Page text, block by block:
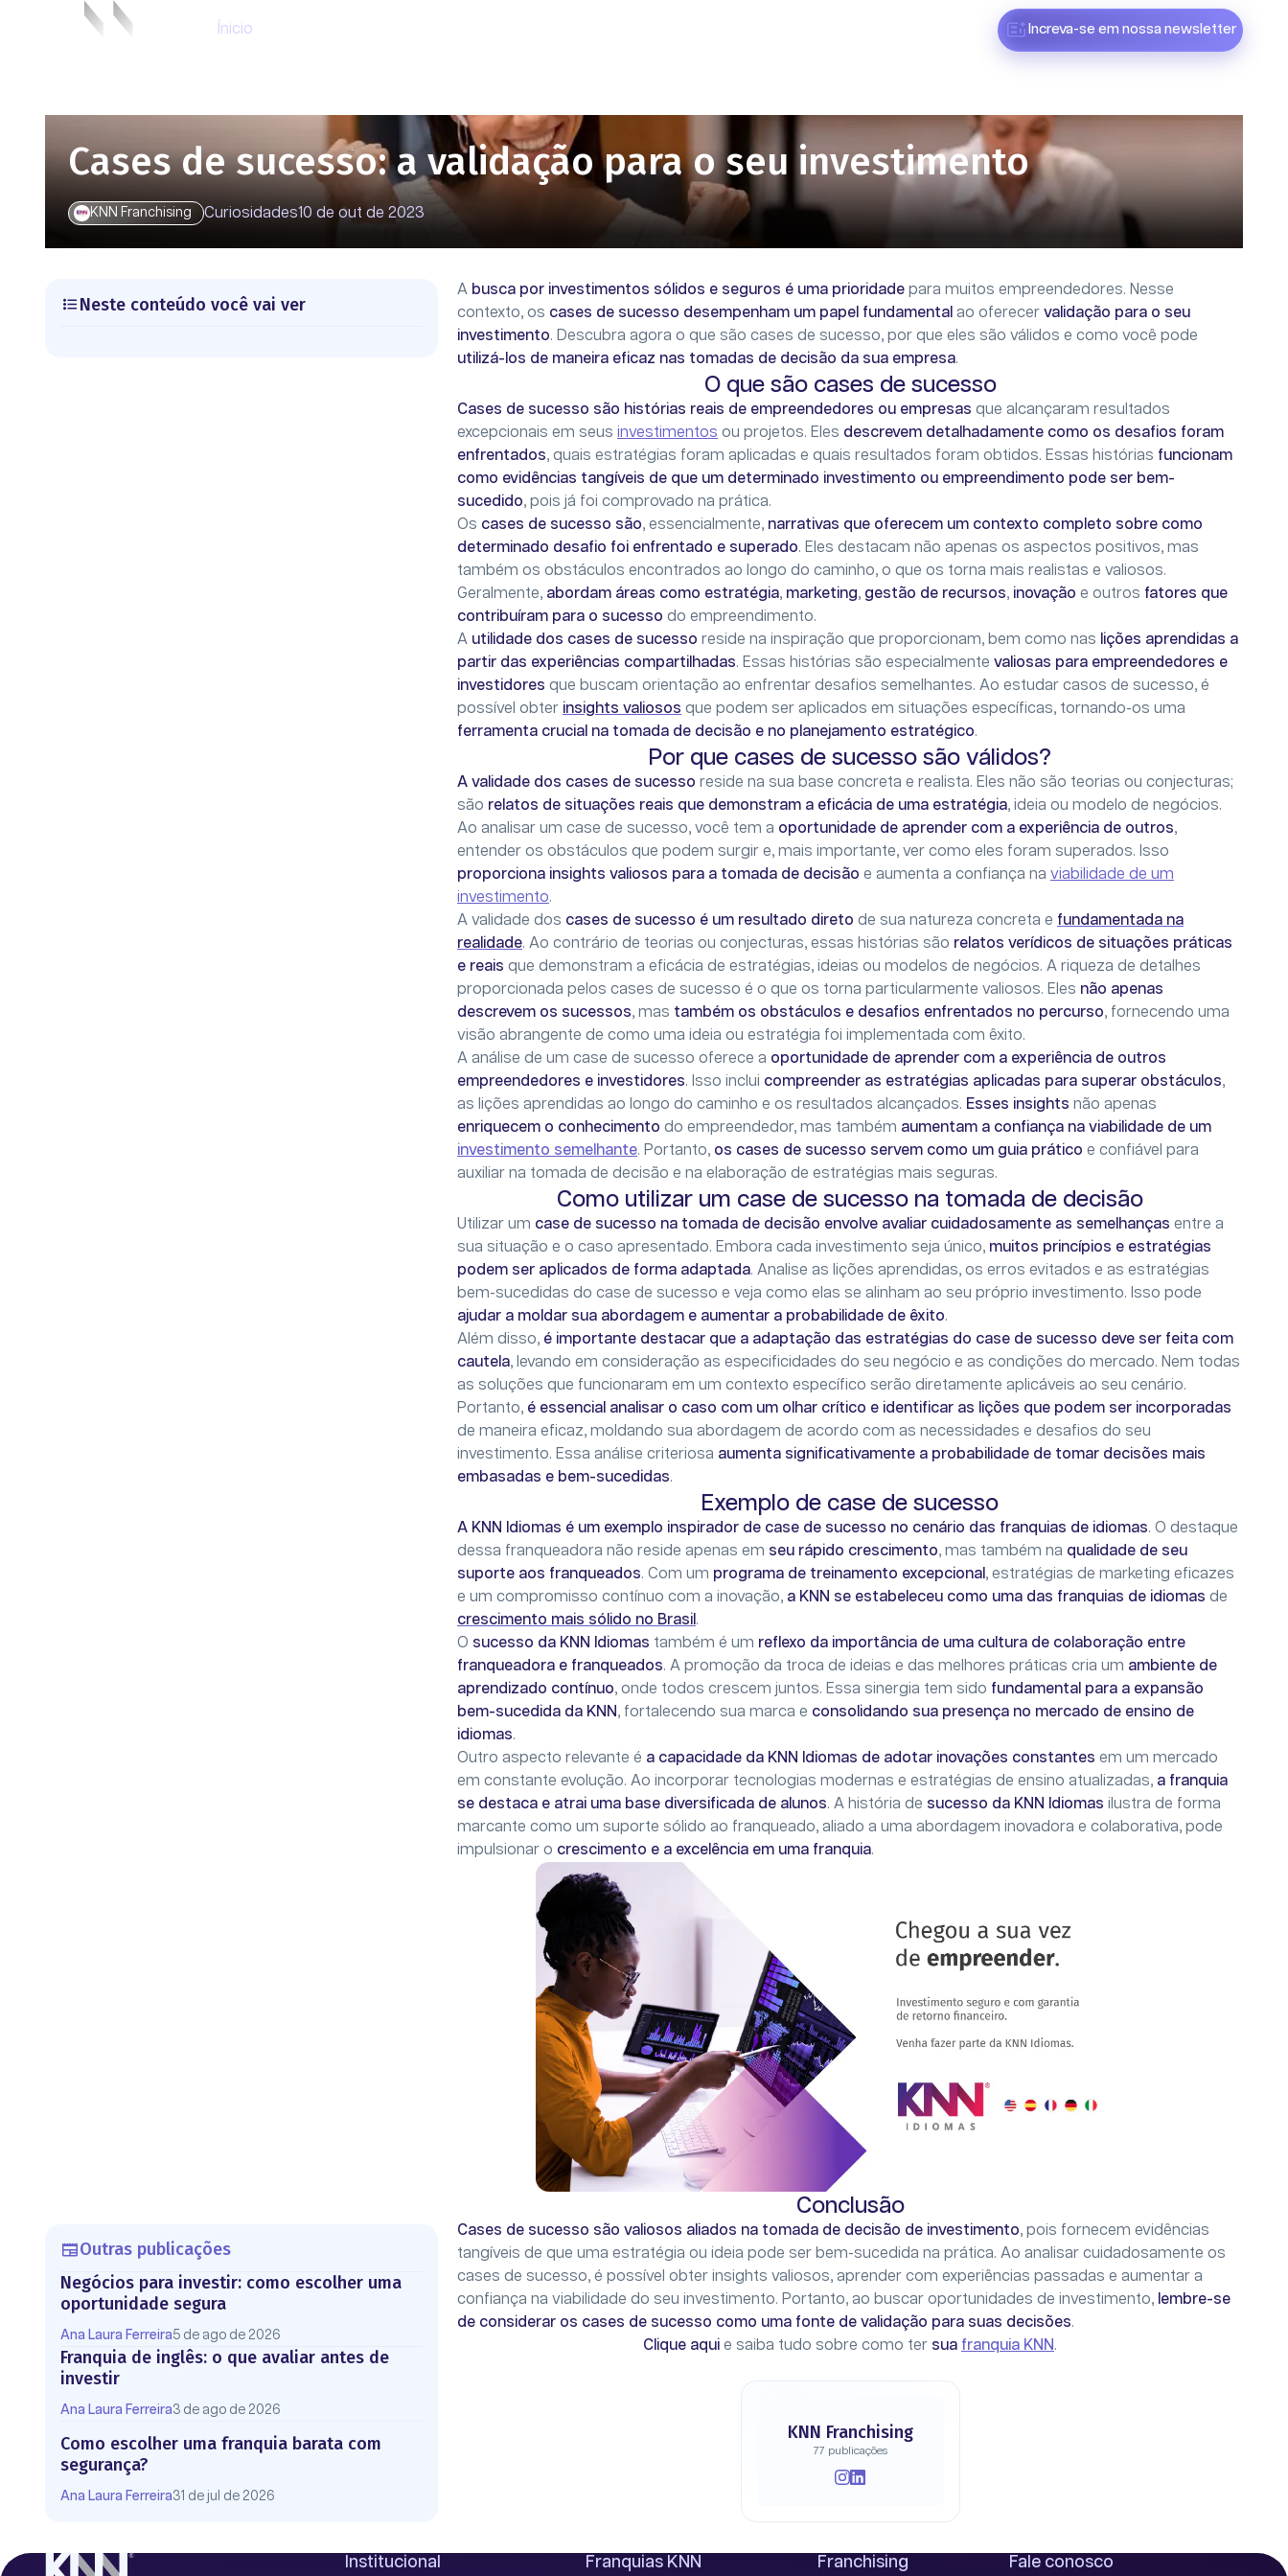
Ínicio Increva-se em nossa newsletter
Cases de sucesso: a validação para o seu investimento
KNN Franchising Curiosidades10 de out de 2023
Neste conteúdo você vai ver
Outras publicações
Negócios para investir: como escolher uma
oportunidade segura
Ana Laura Ferreira5 de ago de 2026
Franquia de inglês: o que avaliar antes de
investir
Ana Laura Ferreira3 de ago de 2026
Como escolher uma franquia barata com
segurança?
Ana Laura Ferreira31 de jul de 2026
A busca por investimentos sólidos e seguros é uma prioridade para muitos empreendedores. Nesse
contexto, os cases de sucesso desempenham um papel fundamental ao oferecer validação para o seu
investimento. Descubra agora o que são cases de sucesso, por que eles são válidos e como você pode
utilizá-los de maneira eficaz nas tomadas de decisão da sua empresa.
O que são cases de sucesso
Cases de sucesso são histórias reais de empreendedores ou empresas que alcançaram resultados
excepcionais em seus investimentos ou projetos. Eles descrevem detalhadamente como os desafios foram
enfrentados, quais estratégias foram aplicadas e quais resultados foram obtidos. Essas histórias funcionam
como evidências tangíveis de que um determinado investimento ou empreendimento pode ser bem-
sucedido, pois já foi comprovado na prática.
Os cases de sucesso são, essencialmente, narrativas que oferecem um contexto completo sobre como
determinado desafio foi enfrentado e superado. Eles destacam não apenas os aspectos positivos, mas
também os obstáculos encontrados ao longo do caminho, o que os torna mais realistas e valiosos.
Geralmente, abordam áreas como estratégia, marketing, gestão de recursos, inovação e outros fatores que
contribuíram para o sucesso do empreendimento.
A utilidade dos cases de sucesso reside na inspiração que proporcionam, bem como nas lições aprendidas a
partir das experiências compartilhadas. Essas histórias são especialmente valiosas para empreendedores e
investidores que buscam orientação ao enfrentar desafios semelhantes. Ao estudar casos de sucesso, é
possível obter insights valiosos que podem ser aplicados em situações específicas, tornando-os uma
ferramenta crucial na tomada de decisão e no planejamento estratégico.
Por que cases de sucesso são válidos?
A validade dos cases de sucesso reside na sua base concreta e realista. Eles não são teorias ou conjecturas;
são relatos de situações reais que demonstram a eficácia de uma estratégia, ideia ou modelo de negócios.
Ao analisar um case de sucesso, você tem a oportunidade de aprender com a experiência de outros,
entender os obstáculos que podem surgir e, mais importante, ver como eles foram superados. Isso
proporciona insights valiosos para a tomada de decisão e aumenta a confiança na viabilidade de um
investimento.
A validade dos cases de sucesso é um resultado direto de sua natureza concreta e fundamentada na
realidade. Ao contrário de teorias ou conjecturas, essas histórias são relatos verídicos de situações práticas
e reais que demonstram a eficácia de estratégias, ideias ou modelos de negócios. A riqueza de detalhes
proporcionada pelos cases de sucesso é o que os torna particularmente valiosos. Eles não apenas
descrevem os sucessos, mas também os obstáculos e desafios enfrentados no percurso, fornecendo uma
visão abrangente de como uma ideia ou estratégia foi implementada com êxito.
A análise de um case de sucesso oferece a oportunidade de aprender com a experiência de outros
empreendedores e investidores. Isso inclui compreender as estratégias aplicadas para superar obstáculos,
as lições aprendidas ao longo do caminho e os resultados alcançados. Esses insights não apenas
enriquecem o conhecimento do empreendedor, mas também aumentam a confiança na viabilidade de um
investimento semelhante. Portanto, os cases de sucesso servem como um guia prático e confiável para
auxiliar na tomada de decisão e na elaboração de estratégias mais seguras.
Como utilizar um case de sucesso na tomada de decisão
Utilizar um case de sucesso na tomada de decisão envolve avaliar cuidadosamente as semelhanças entre a
sua situação e o caso apresentado. Embora cada investimento seja único, muitos princípios e estratégias
podem ser aplicados de forma adaptada. Analise as lições aprendidas, os erros evitados e as estratégias
bem-sucedidas do case de sucesso e veja como elas se alinham ao seu próprio investimento. Isso pode
ajudar a moldar sua abordagem e aumentar a probabilidade de êxito.
Além disso, é importante destacar que a adaptação das estratégias do case de sucesso deve ser feita com
cautela, levando em consideração as especificidades do seu negócio e as condições do mercado. Nem todas
as soluções que funcionaram em um contexto específico serão diretamente aplicáveis ao seu cenário.
Portanto, é essencial analisar o caso com um olhar crítico e identificar as lições que podem ser incorporadas
de maneira eficaz, moldando sua abordagem de acordo com as necessidades e desafios do seu
investimento. Essa análise criteriosa aumenta significativamente a probabilidade de tomar decisões mais
embasadas e bem-sucedidas.
Exemplo de case de sucesso
A KNN Idiomas é um exemplo inspirador de case de sucesso no cenário das franquias de idiomas. O destaque
dessa franqueadora não reside apenas em seu rápido crescimento, mas também na qualidade de seu
suporte aos franqueados. Com um programa de treinamento excepcional , estratégias de marketing eficazes
e um compromisso contínuo com a inovação, a KNN se estabeleceu como uma das franquias de idiomas de
crescimento mais sólido no Brasil .
O sucesso da KNN Idiomas também é um reflexo da importância de uma cultura de colaboração entre
franqueadora e franqueados. A promoção da troca de ideias e das melhores práticas cria um ambiente de
aprendizado contínuo, onde todos crescem juntos. Essa sinergia tem sido fundamental para a expansão
bem-sucedida da KNN, fortalecendo sua marca e consolidando sua presença no mercado de ensino de
idiomas.
Outro aspecto relevante é a capacidade da KNN Idiomas de adotar inovações constantes em um mercado
em constante evolução. Ao incorporar tecnologias modernas e estratégias de ensino atualizadas, a franquia
se destaca e atrai uma base diversificada de alunos. A história de sucesso da KNN Idiomas ilustra de forma
marcante como um suporte sólido ao franqueado, aliado a uma abordagem inovadora e colaborativa, pode
impulsionar o crescimento e a excelência em uma franquia.
Conclusão
Cases de sucesso são valiosos aliados na tomada de decisão de investimento, pois fornecem evidências
tangíveis de que uma estratégia ou ideia pode ser bem-sucedida na prática. Ao analisar cuidadosamente os
cases de sucesso, é possível obter insights valiosos, aprender com experiências passadas e aumentar a
confiança na viabilidade do seu investimento. Portanto, ao buscar oportunidades de investimento, lembre-se
de considerar os cases de sucesso como uma fonte de validação para suas decisões.
Clique aqui e saiba tudo sobre como ter sua franquia KNN.
KNN Franchising
77 publicações
Institucional Franquias KNN Franchising Fale conosco